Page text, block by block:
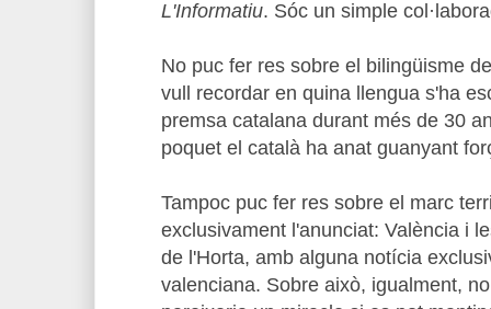
L'Informatiu. Sóc un simple
No puc fer res sobre el bilingüisme
vull recordar en quina llengua s'ha
premsa catalana durant més de 30
poquet el català ha anat guanyant
Tampoc puc fer res sobre el marc
exclusivament l'anunciat: València i
de l'Horta, amb alguna notícia
valenciana. Sobre això, igualment,